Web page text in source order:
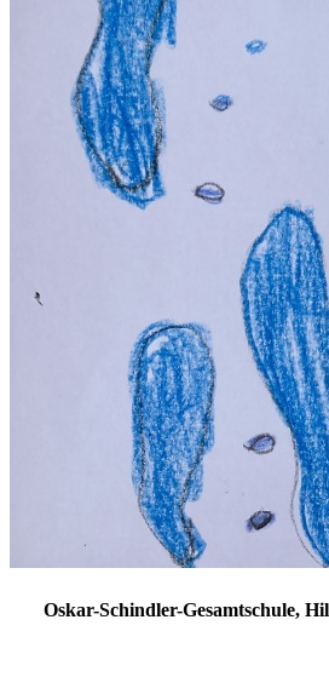
Oskar-Schindler-Gesamtschule,